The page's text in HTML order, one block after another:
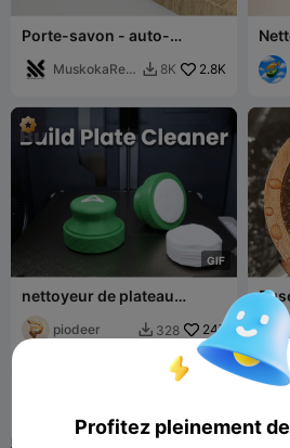
Porte-savon - auto-
MuskokaRes
 8K 2.8K
Furet
GIF
nettoyeur de plateau
piodeer  328 247
Profitez pleinement